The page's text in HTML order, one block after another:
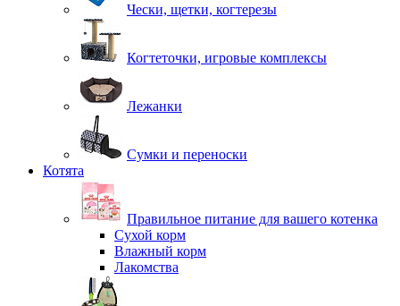
Чески, щетки, когтерезы
Когтеточки, игровые комплексы
Лежанки
Сумки и переноски
Котята
Правильное питание для вашего котенка
Сухой корм
Влажный корм
Лакомства